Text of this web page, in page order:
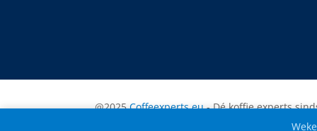
@2025Coffeexperts.eu- Dé koffie experts